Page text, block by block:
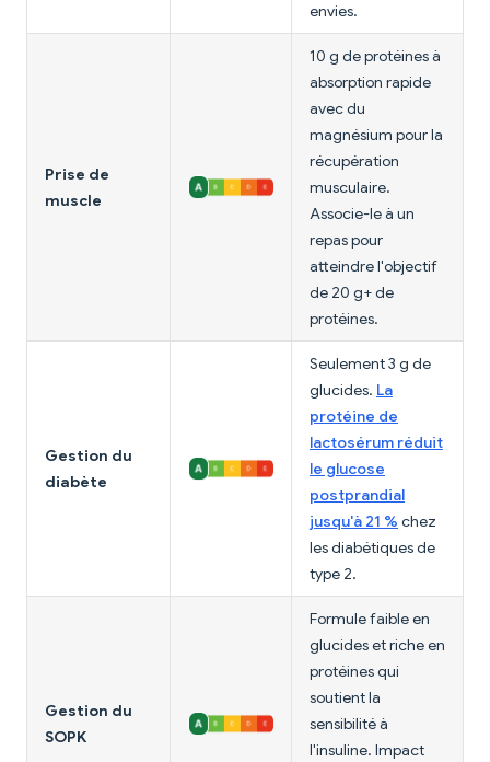
envies.
Prise de
muscle
10 g de protéines à
absorption rapide
avec du
magnésium pour la
récupération
musculaire.
Associe-le à un
repas pour
atteindre l'objectif
de 20 g+ de
protéines.
Gestion du
diabète
Seulement 3 g de
glucides. La
protéine de
lactosérum réduit
le glucose
postprandial
jusqu'à 21 % chez
les diabétiques de
type 2.
Gestion du
SOPK
Formule faible en
glucides et riche en
protéines qui
soutient la
sensibilité à
l'insuline. Impact